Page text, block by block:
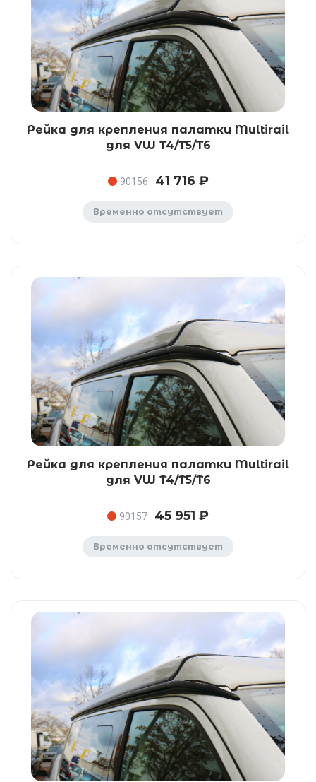
Рейка для крепления палатки Multirail
для VW T4/T5/T6
90156 41 716 ₽
Временно отсутствует
Рейка для крепления палатки Multirail
для VW T4/T5/T6
90157 45 951 ₽
Временно отсутствует